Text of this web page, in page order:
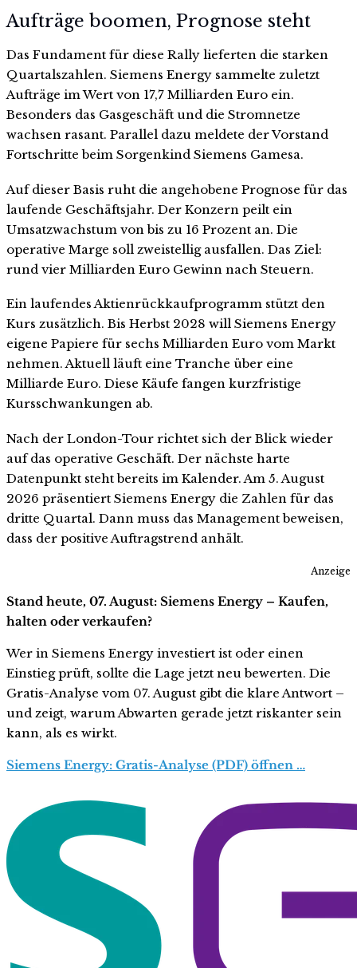
Aufträge boomen, Prognose steht
Das Fundament für diese Rally lieferten die starken
Quartalszahlen. Siemens Energy sammelte zuletzt
Aufträge im Wert von 17,7 Milliarden Euro ein.
Besonders das Gasgeschäft und die Stromnetze
wachsen rasant. Parallel dazu meldete der Vorstand
Fortschritte beim Sorgenkind Siemens Gamesa.
Auf dieser Basis ruht die angehobene Prognose für das
laufende Geschäftsjahr. Der Konzern peilt ein
Umsatzwachstum von bis zu 16 Prozent an. Die
operative Marge soll zweistellig ausfallen. Das Ziel:
rund vier Milliarden Euro Gewinn nach Steuern.
Ein laufendes Aktienrückkaufprogramm stützt den
Kurs zusätzlich. Bis Herbst 2028 will Siemens Energy
eigene Papiere für sechs Milliarden Euro vom Markt
nehmen. Aktuell läuft eine Tranche über eine
Milliarde Euro. Diese Käufe fangen kurzfristige
Kursschwankungen ab.
Nach der London-Tour richtet sich der Blick wieder
auf das operative Geschäft. Der nächste harte
Datenpunkt steht bereits im Kalender. Am 5. August
2026 präsentiert Siemens Energy die Zahlen für das
dritte Quartal. Dann muss das Management beweisen,
dass der positive Auftragstrend anhält.
Anzeige
Stand heute, 07. August: Siemens Energy – Kaufen,
halten oder verkaufen?
Wer in Siemens Energy investiert ist oder einen
Einstieg prüft, sollte die Lage jetzt neu bewerten. Die
Gratis-Analyse vom 07. August gibt die klare Antwort –
und zeigt, warum Abwarten gerade jetzt riskanter sein
kann, als es wirkt.
Siemens Energy: Gratis-Analyse (PDF) öffnen …